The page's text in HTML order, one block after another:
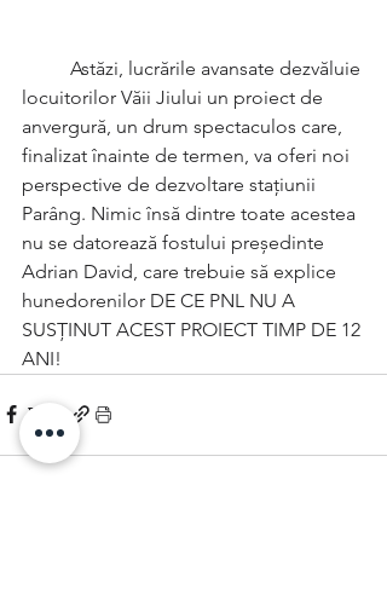
locuitorilor Văii Jiului un proiect de
anvergură, un drum spectaculos care,
finalizat înainte de termen, va oferi noi
perspective de dezvoltare stațiunii
Parâng. Nimic însă dintre toate acestea
nu se datorează fostului președinte
Adrian David, care trebuie să explice
hunedorenilor DE CE PNL NU A
SUSȚINUT ACEST PROIECT TIMP DE 12
ANI!